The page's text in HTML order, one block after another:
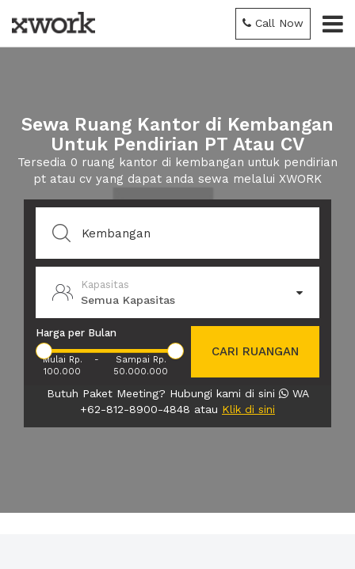
Call Now
Sewa Ruang Kantor di Kembangan
Untuk Pendirian PT Atau CV
Tersedia 0 ruang kantor di kembangan untuk pendirian
pt atau cv yang dapat anda sewa melalui XWORK
Kapasitas
Semua Kapasitas
Harga per Bulan
Mulai Rp.
100.000
-
Sampai Rp.
50.000.000
CARI RUANGAN
Butuh Paket Meeting? Hubungi kami di sini
WA
+62-812-8900-4848 atau Klik di sini